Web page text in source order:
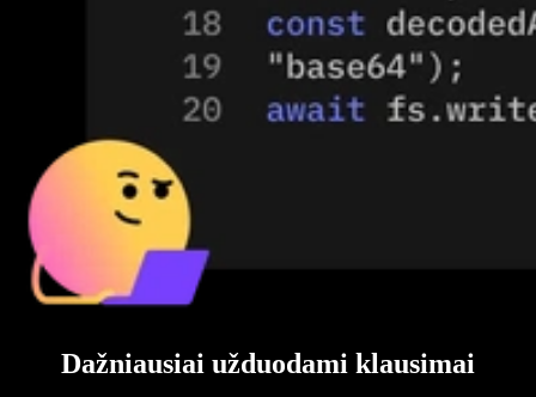
Dažniausiai užduodami klausimai